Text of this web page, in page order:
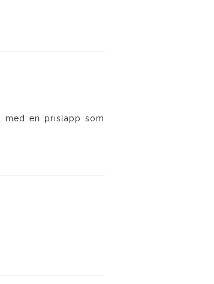
med en prislapp som